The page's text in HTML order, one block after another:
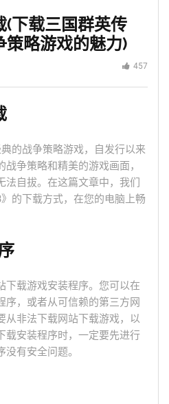
(下载三国群英传
策略游戏的魅力)
457
的战争策略游戏，自发行以来
争策略和精美的游戏画面，
法自拔。在这篇文章中，我们
的下载方式，在您的电脑上畅
下载游戏安装程序。您可以在
序，或者从可信赖的第三方网
从非法下载网站下载游戏，以
载安装程序时，一定要先进行
有安全问题。